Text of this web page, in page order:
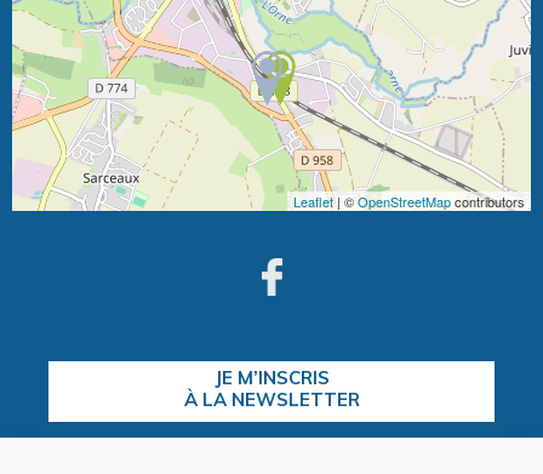
Leaflet| ©OpenStreetMapcontributors
JE M’INSCRIS
À LA NEWSLETTER